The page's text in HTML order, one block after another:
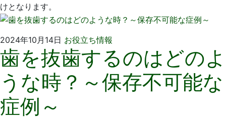
けとなります。
2024年10月14日 お役立ち情報
年
9
月
25
そ
歯
科
医
歯を抜歯するのはどのよ
うな時？～保存不可能な
症例～